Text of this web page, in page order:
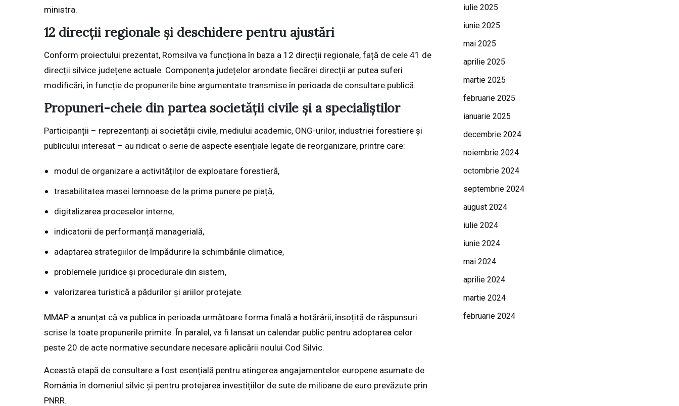
ministra.
12 direcții regionale și deschidere pentru ajustări
Conform proiectului prezentat, Romsilva va funcționa în baza a 12 direcții regionale, față de cele 41 de
direcții silvice județene actuale. Componența județelor arondate fiecărei direcții ar putea suferi
modificări, în funcție de propunerile bine argumentate transmise în perioada de consultare publică.
Propuneri-cheie din partea societății civile și a specialiștilor
Participanții – reprezentanți ai societății civile, mediului academic, ONG-urilor, industriei forestiere și
publicului interesat – au ridicat o serie de aspecte esențiale legate de reorganizare, printre care:
modul de organizare a activităților de exploatare forestieră,
trasabilitatea masei lemnoase de la prima punere pe piață,
digitalizarea proceselor interne,
indicatorii de performanță managerială,
adaptarea strategiilor de împădurire la schimbările climatice,
problemele juridice și procedurale din sistem,
valorizarea turistică a pădurilor și ariilor protejate.
MMAP a anunțat că va publica în perioada următoare forma finală a hotărârii, însoțită de răspunsuri
scrise la toate propunerile primite. În paralel, va fi lansat un calendar public pentru adoptarea celor
peste 20 de acte normative secundare necesare aplicării noului Cod Silvic.
Această etapă de consultare a fost esențială pentru atingerea angajamentelor europene asumate de
România în domeniul silvic și pentru protejarea investițiilor de sute de milioane de euro prevăzute prin
PNRR.
iulie 2025
iunie 2025
mai 2025
aprilie 2025
martie 2025
februarie 2025
ianuarie 2025
decembrie 2024
noiembrie 2024
octombrie 2024
septembrie 2024
august 2024
iulie 2024
iunie 2024
mai 2024
aprilie 2024
martie 2024
februarie 2024